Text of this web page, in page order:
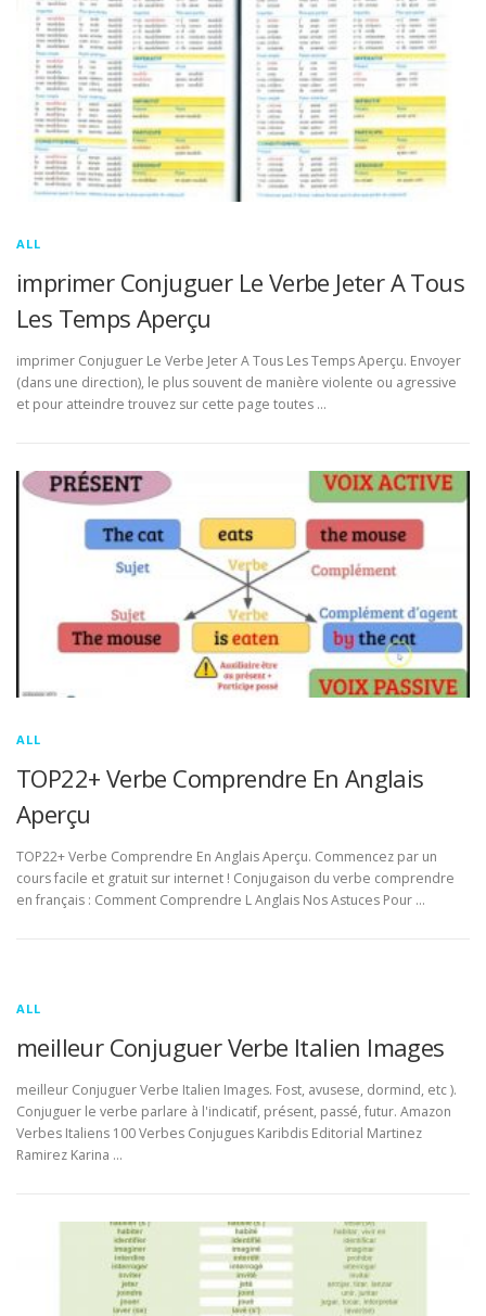
ALL
imprimer Conjuguer Le Verbe Jeter A Tous
Les Temps Aperçu
imprimer Conjuguer Le Verbe Jeter A Tous Les Temps Aperçu. Envoyer
(dans une direction), le plus souvent de manière violente ou agressive
et pour atteindre trouvez sur cette page toutes …
ALL
TOP22+ Verbe Comprendre En Anglais
Aperçu
TOP22+ Verbe Comprendre En Anglais Aperçu. Commencez par un
cours facile et gratuit sur internet ! Conjugaison du verbe comprendre
en français : Comment Comprendre L Anglais Nos Astuces Pour …
ALL
meilleur Conjuguer Verbe Italien Images
meilleur Conjuguer Verbe Italien Images. Fost, avusese, dormind, etc ).
Conjuguer le verbe parlare à l'indicatif, présent, passé, futur. Amazon
Verbes Italiens 100 Verbes Conjugues Karibdis Editorial Martinez
Ramirez Karina …